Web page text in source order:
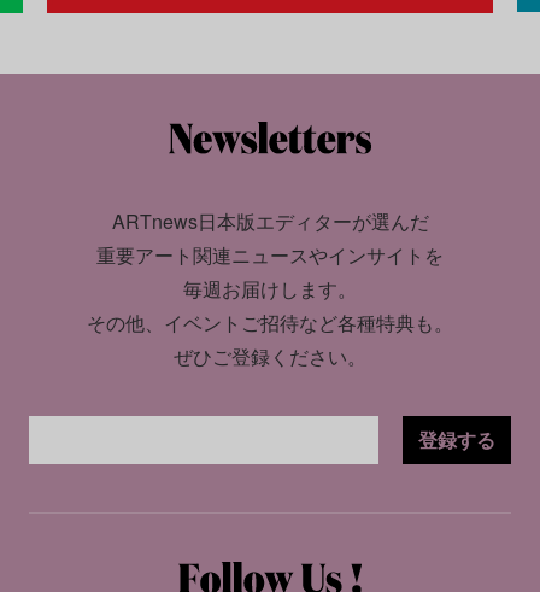
ARTnews日本版エディターが選んだ
重要アート関連ニュースやインサイトを
毎週お届けします。
その他、イベントご招待など各種特典も。
ぜひご登録ください。
登録する